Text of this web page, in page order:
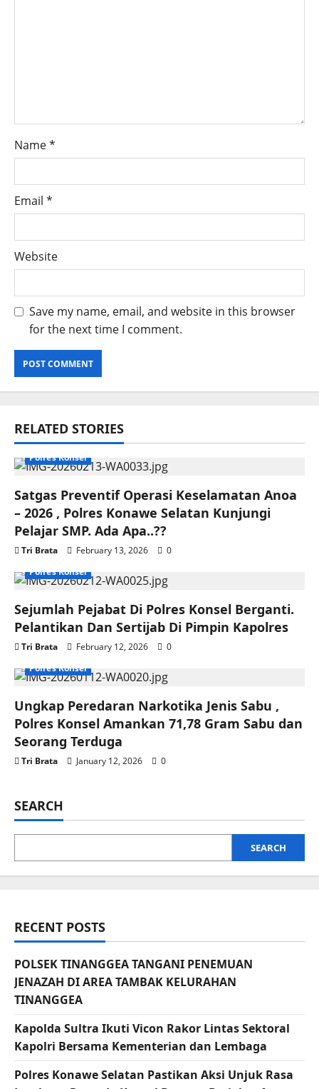
Name*
Email *
Website
Save my name, email, and website in this browser
for the next time I comment.
RELATED STORIES
Polres Konsel
Satgas Preventif Operasi Keselamatan Anoa
– 2026 , Polres Konawe Selatan Kunjungi
Pelajar SMP. Ada Apa..??
Tri Brata February 13, 2026
0
Polres Konsel
Sejumlah Pejabat Di Polres Konsel Berganti.
Pelantikan Dan Sertijab Di Pimpin Kapolres
Tri Brata February 12, 2026
0
Polres Konsel
Ungkap Peredaran Narkotika Jenis Sabu ,
Polres Konsel Amankan 71,78 Gram Sabu dan
Seorang Terduga
Tri Brata January 12, 2026 0
SEARCH
SEARCH
RECENT POSTS
POLSEK TINANGGEA TANGANI PENEMUAN
JENAZAH DI AREA TAMBAK KELURAHAN
TINANGGEA
Kapolda Sultra Ikuti Vicon Rakor Lintas Sektoral
Kapolri Bersama Kementerian dan Lembaga
Polres Konawe Selatan Pastikan Aksi Unjuk Rasa